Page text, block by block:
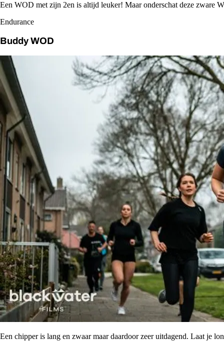
Een WOD met zijn 2en is altijd leuker! Maar onderschat deze zware
Endurance
Buddy WOD
Een chipper is lang en zwaar maar daardoor zeer uitdagend. Laat je